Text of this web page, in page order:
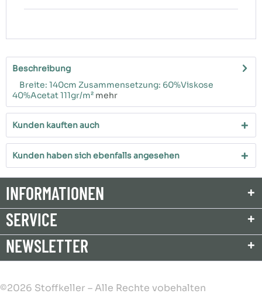
Beschreibung
Breite: 140cm Zusammensetzung: 60%Viskose
40%Acetat 111gr/m² mehr
Kunden kauften auch
Kunden haben sich ebenfalls angesehen
INFORMATIONEN
SERVICE
NEWSLETTER
©2026 Stoffkeller – Alle Rechte vobehalten